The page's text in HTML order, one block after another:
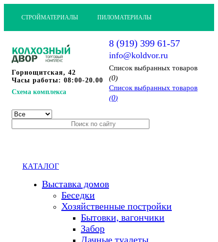
СТРОЙМАТЕРИАЛЫ ПИЛОМАТЕРИАЛЫ
Горнощитская, 42
Часы работы: 08:00-20.00
Схема комплекса
8 (919) 399 61-57
info@koldvor.ru
Cписок выбранных товаров
(0)
Cписок выбранных товаров
(0)
КАТАЛОГ
Выставка домов
Беседки
Хозяйственные постройки
Бытовки, вагончики
Забор
Дачные туалеты